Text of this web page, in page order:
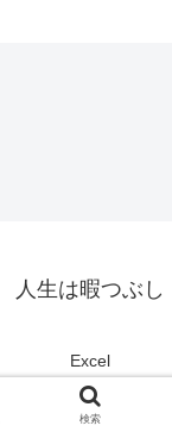
人生は暇つぶし
Excel
© 2021 人生は暇つぶし.
検索